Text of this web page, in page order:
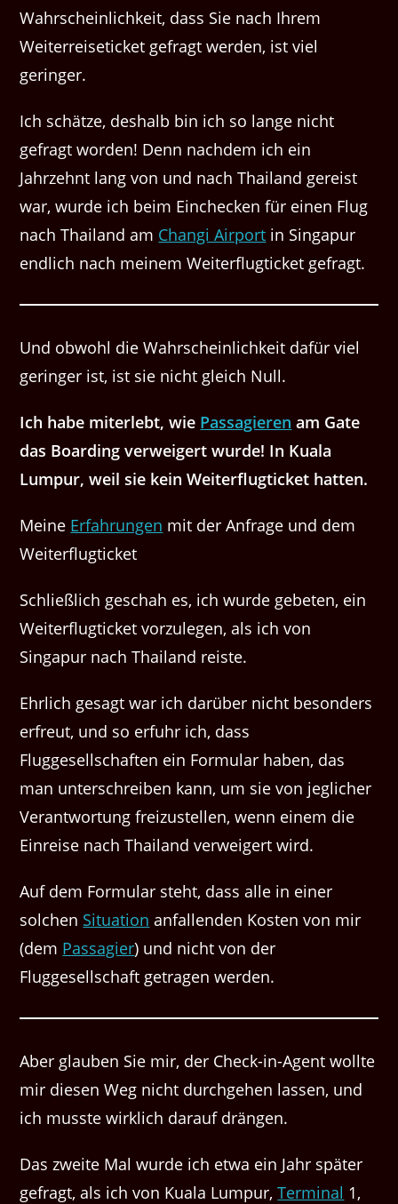
Wahrscheinlichkeit, dass Sie nach Ihrem
Weiterreiseticket gefragt werden, ist viel
geringer.
Ich schätze, deshalb bin ich so lange nicht
gefragt worden! Denn nachdem ich ein
Jahrzehnt lang von und nach Thailand gereist
war, wurde ich beim Einchecken für einen Flug
nach Thailand am Changi Airport in Singapur
endlich nach meinem Weiterflugticket gefragt.
Und obwohl die Wahrscheinlichkeit dafür viel
geringer ist, ist sie nicht gleich Null.
Ich habe miterlebt, wie Passagieren am Gate
das Boarding verweigert wurde! In Kuala
Lumpur, weil sie kein Weiterflugticket hatten.
Meine Erfahrungen mit der Anfrage und dem
Weiterflugticket
Schließlich geschah es, ich wurde gebeten, ein
Weiterflugticket vorzulegen, als ich von
Singapur nach Thailand reiste.
Ehrlich gesagt war ich darüber nicht besonders
erfreut, und so erfuhr ich, dass
Fluggesellschaften ein Formular haben, das
man unterschreiben kann, um sie von jeglicher
Verantwortung freizustellen, wenn einem die
Einreise nach Thailand verweigert wird.
Auf dem Formular steht, dass alle in einer
solchen Situation anfallenden Kosten von mir
(dem Passagier) und nicht von der
Fluggesellschaft getragen werden.
Aber glauben Sie mir, der Check-in-Agent wollte
mir diesen Weg nicht durchgehen lassen, und
ich musste wirklich darauf drängen.
Das zweite Mal wurde ich etwa ein Jahr später
gefragt, als ich von Kuala Lumpur,Terminal 1,